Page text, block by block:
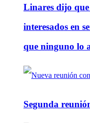
Linares dijo
interesados en
que ninguno lo
Segunda